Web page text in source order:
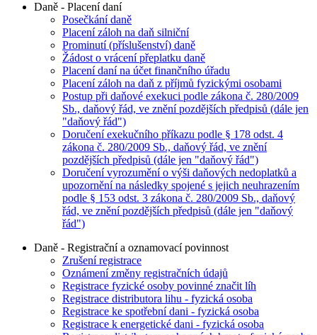
Daně - Placení daní
Posečkání daně
Placení záloh na daň silniční
Prominutí (příslušenství) daně
Žádost o vrácení přeplatku daně
Placení daní na účet finančního úřadu
Placení záloh na daň z příjmů fyzickými osobami
Postup při daňové exekuci podle zákona č. 280/2009
Sb., daňový řád, ve znění pozdějších předpisů (dále jen
"daňový řád")
Doručení exekučního příkazu podle § 178 odst. 4
zákona č. 280/2009 Sb., daňový řád, ve znění
pozdějších předpisů (dále jen "daňový řád")
Doručení vyrozumění o výši daňových nedoplatků a
upozornění na následky spojené s jejich neuhrazením
podle § 153 odst. 3 zákona č. 280/2009 Sb., daňový
řád, ve znění pozdějších předpisů (dále jen "daňový
řád")
Daně - Registrační a oznamovací povinnost
Zrušení registrace
Oznámení změny registračních údajů
Registrace fyzické osoby povinné značit líh
Registrace distributora lihu - fyzická osoba
Registrace ke spotřební dani - fyzická osoba
Registrace k energetické dani - fyzická osoba